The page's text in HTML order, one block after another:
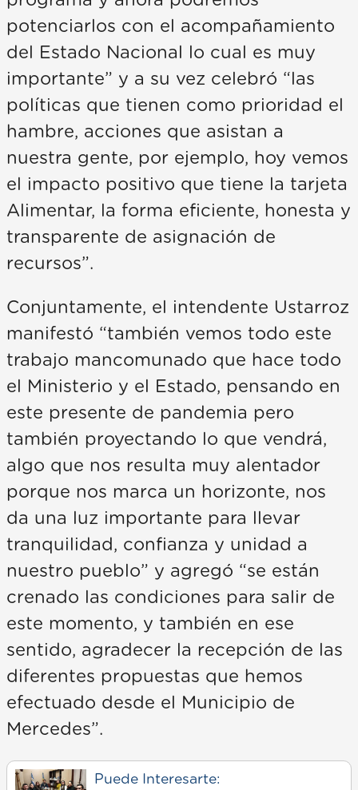
potenciarlos con el acompañamiento
del Estado Nacional lo cual es muy
importante” y a su vez celebró “las
políticas que tienen como prioridad el
hambre, acciones que asistan a
nuestra gente, por ejemplo, hoy vemos
el impacto positivo que tiene la tarjeta
Alimentar, la forma eficiente, honesta y
transparente de asignación de
recursos”.
Conjuntamente, el intendente Ustarroz
manifestó “también vemos todo este
trabajo mancomunado que hace todo
el Ministerio y el Estado, pensando en
este presente de pandemia pero
también proyectando lo que vendrá,
algo que nos resulta muy alentador
porque nos marca un horizonte, nos
da una luz importante para llevar
tranquilidad, confianza y unidad a
nuestro pueblo” y agregó “se están
crenado las condiciones para salir de
este momento, y también en ese
sentido, agradecer la recepción de las
diferentes propuestas que hemos
efectuado desde el Municipio de
Mercedes”.
Puede Interesarte: